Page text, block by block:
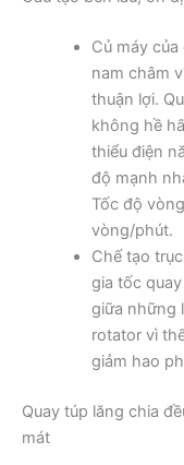
Củ máy
nam châm
thuận lợi.
không hề
thiểu điện
độ mạnh
Tốc độ
vòng/phút.
Chế tạo
gia tốc
giữa những
rotator vì
giảm hao
Quay túp lăng chia
mát